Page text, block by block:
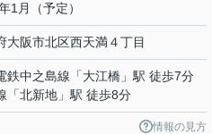
1月（予定）
大阪市北区西天満４丁目
鉄中之島線 「大江橋 」駅 徒歩7分
「北新地 」駅 徒歩8分
情報の見方